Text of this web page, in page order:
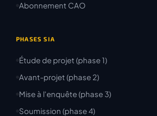
Abonnement CAO
PHASES SIA
Étude de projet (phase 1)
Avant-projet (phase 2)
Mise à l'enquête (phase 3)
Soumission (phase 4)